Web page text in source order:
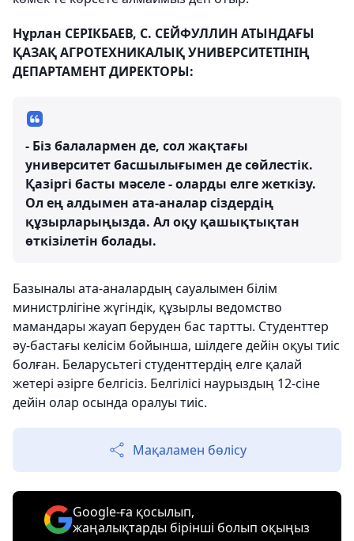
Нұрлан СЕРІКБАЕВ, С. СЕЙФУЛЛИН АТЫНДАҒЫ
ҚАЗАҚ АГРОТЕХНИКАЛЫҚ УНИВЕРСИТЕТІНІҢ
ДЕПАРТАМЕНТ ДИРЕКТОРЫ:
- Біз балалармен де, сол жақтағы
университет басшылығымен де сөйлестік.
Қазіргі басты мәселе - оларды елге жеткізу.
Ол ең алдымен ата-аналар сіздердің
құзырларыңызда. Ал оқу қашықтықтан
өткізілетін болады.
Базыналы ата-аналардың сауалымен білім
министрлігіне жүгіндік, құзырлы ведомство
мамандары жауап беруден бас тартты. Студенттер
әу-бастағы келісім бойынша, шілдеге дейін оқуы тиіс
болған. Беларусьтегі студенттердің елге қалай
жетері әзірге белгісіз. Белгілісі наурыздың 12-сіне
дейін олар осында оралуы тиіс.
Мақаламен бөлісу
Google-ға қосылып,
жаңалықтарды бірінші болып оқыңыз